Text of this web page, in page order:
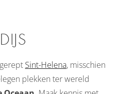
Sint-Helena, misschien
plekken ter wereld